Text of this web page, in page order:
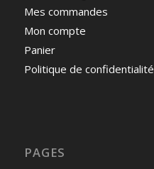
Mes commandes
Mon compte
Panier
Politique de confidentialité
PAGES